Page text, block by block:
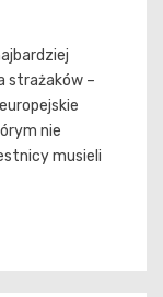
strażaków –
nie
musieli